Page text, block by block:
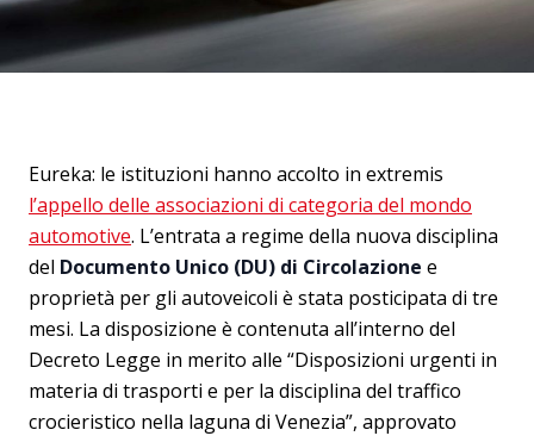
Eureka: le istituzioni hanno accolto in extremis
l’appello delle associazioni di categoria del mondo
automotive. L’entrata a regime della nuova disciplina
del Documento Unico (DU) di Circolazione e
proprietà per gli autoveicoli è stata posticipata di tre
mesi. La disposizione è contenuta all’interno del
Decreto Legge in merito alle “Disposizioni urgenti in
materia di trasporti e per la disciplina del traffico
crocieristico nella laguna di Venezia”, approvato